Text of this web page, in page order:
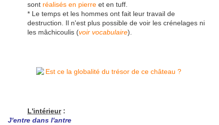
sont réalisés en pierre et en tuff.
* Le temps et les hommes ont fait leur travail de
destruction. Il n'est plus possible de voir les crénelages ni
les mâchicoulis (voir vocabulaire).
L'intérieur:
J'entre dans l'antre